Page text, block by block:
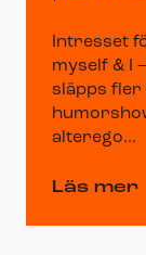
Intresset
myself & I
släpps fler
alterego...
Läs mer